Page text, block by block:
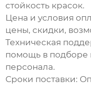
стойкость красок.
Цена и условия
цены, скидки,
Техническая
помощь в подборе
персонала.
Сроки поставки: